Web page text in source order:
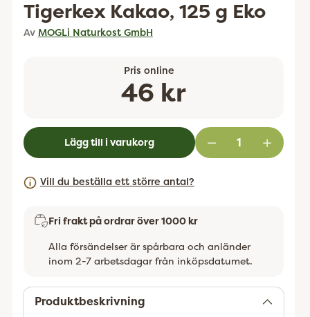
Tigerkex Kakao, 125 g Eko
Av MOGLi Naturkost GmbH
Pris online
Ordinarie
pris
46 kr
Lägg till i varukorg
Vill du beställa ett större antal?
Fri frakt på ordrar över 1000 kr
Alla försändelser är spårbara och anländer
inom 2-7 arbetsdagar från inköpsdatumet.
Produktbeskrivning